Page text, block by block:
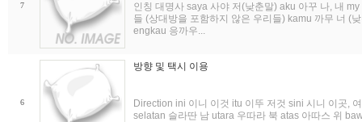
7
인칭 대명사 saya 사야 저(낮춘말) aku 아꾸 나, 내
들 (상대방을 포함하지 않은 우리들) kamu 까무 너 (
engkau 응까우...
6
방향 및 택시 이용
Direction ini 이니 이것 itu 이뚜 저것 sini 시니 이곳,
selatan 슬라딴 남 utara 우따라 북 atas 아따스 위